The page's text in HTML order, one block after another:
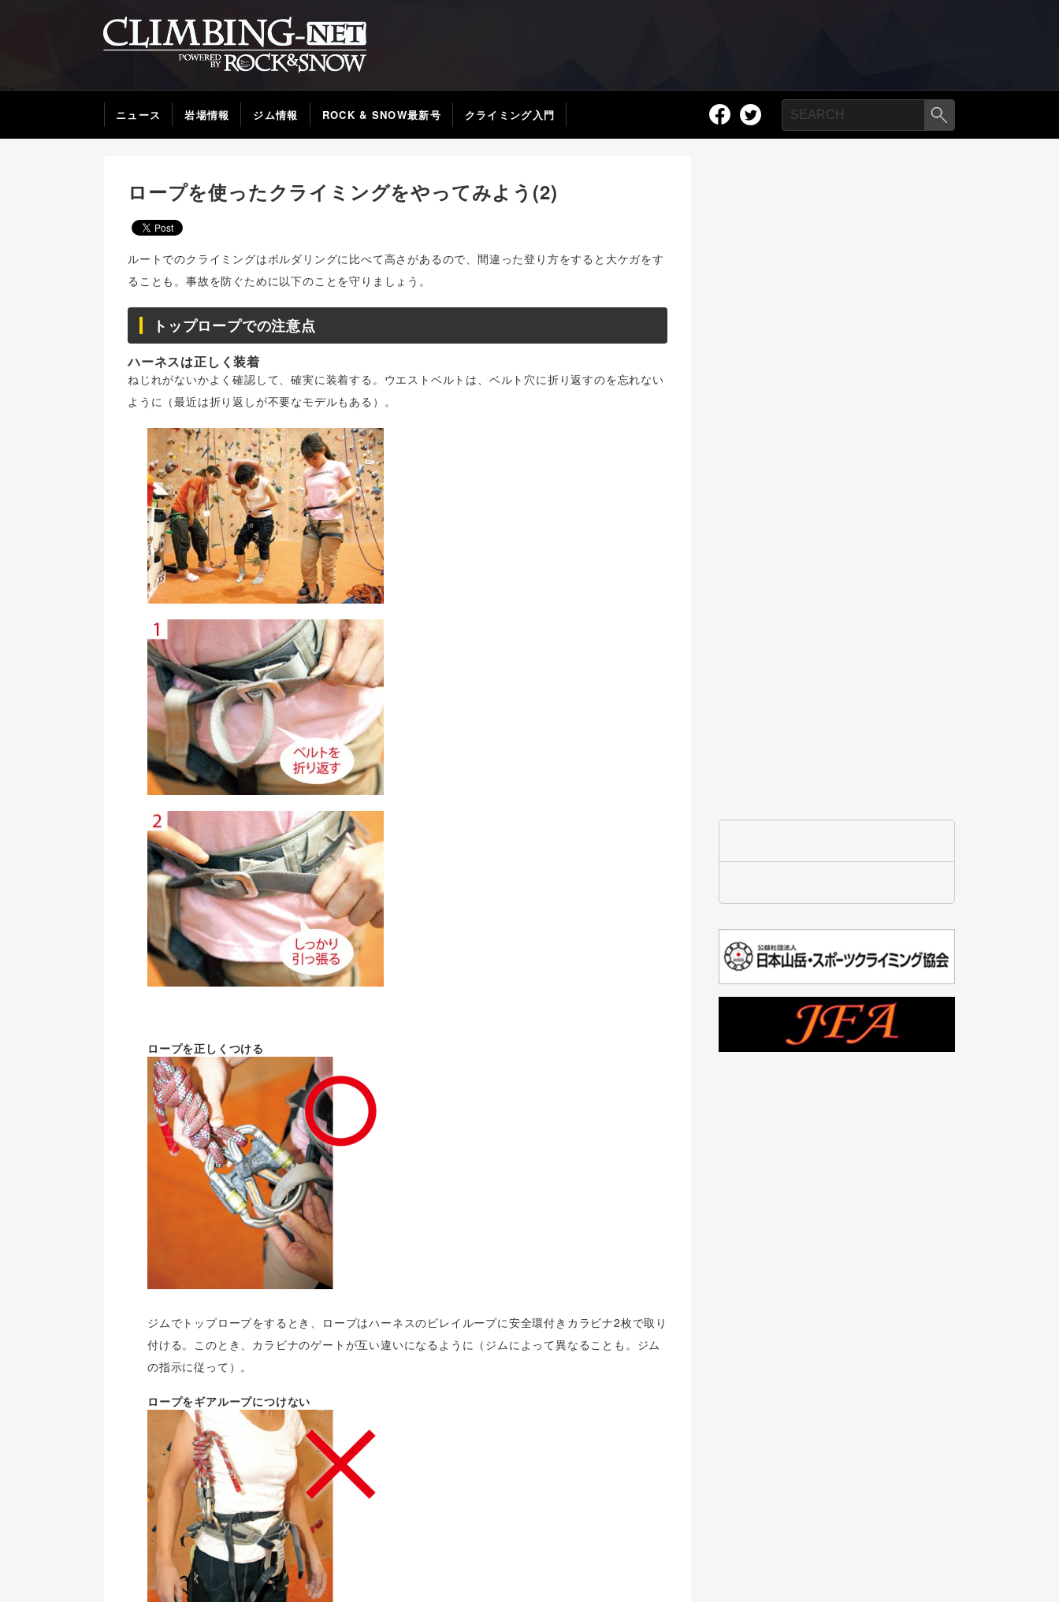
ニュース 岩場情報 ジム情報 ROCK & SNOW最新号 クライミング入門
ロープを使ったクライミングをやってみよう(2)
ルートでのクライミングはボルダリングに比べて高さがあるので、間違った登り方をすると大ケガをす
ることも。事故を防ぐために以下のことを守りましょう。
トップロープでの注意点
ハーネスは正しく装着
ねじれがないかよく確認して、確実に装着する。ウエストベルトは、ベルト穴に折り返すのを忘れない
ように（最近は折り返しが不要なモデルもある）。
ロープを正しくつける
ジムでトップロープをするとき、ロープはハーネスのビレイループに安全環付きカラビナ2枚で取り
付ける。このとき、カラビナのゲートが互い違いになるように（ジムによって異なることも。ジム
の指示に従って）。
ロープをギアループにつけない